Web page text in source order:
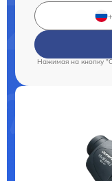
Нажимая на кнопку